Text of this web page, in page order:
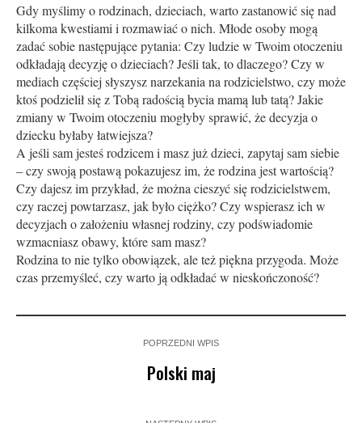
Gdy myślimy o rodzinach, dzieciach, warto zastanowić się nad
kilkoma kwestiami i rozmawiać o nich. Młode osoby mogą
zadać sobie następujące pytania: Czy ludzie w Twoim otoczeniu
odkładają decyzję o dzieciach? Jeśli tak, to dlaczego? Czy w
mediach częściej słyszysz narzekania na rodzicielstwo, czy może
ktoś podzielił się z Tobą radością bycia mamą lub tatą? Jakie
zmiany w Twoim otoczeniu mogłyby sprawić, że decyzja o
dziecku byłaby łatwiejsza?
A jeśli sam jesteś rodzicem i masz już dzieci, zapytaj sam siebie
– czy swoją postawą pokazujesz im, że rodzina jest wartością?
Czy dajesz im przykład, że można cieszyć się rodzicielstwem,
czy raczej powtarzasz, jak było ciężko? Czy wspierasz ich w
decyzjach o założeniu własnej rodziny, czy podświadomie
wzmacniasz obawy, które sam masz?
Rodzina to nie tylko obowiązek, ale też piękna przygoda. Może
czas przemyśleć, czy warto ją odkładać w nieskończoność?
POPRZEDNI WPIS
Polski maj